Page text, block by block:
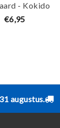
- Kokido
€6,95
augustus.